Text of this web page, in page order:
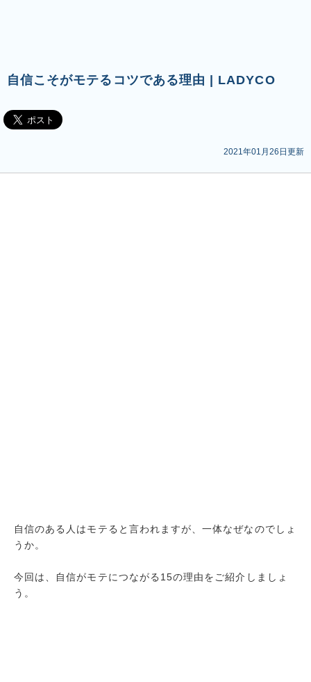
自信こそがモテるコツである理由 | LADYCO
2021年01月26日更新
自信のある人はモテると言われますが、一体なぜなのでしょ
うか。
今回は、自信がモテにつながる15の理由をご紹介しましょ
う。